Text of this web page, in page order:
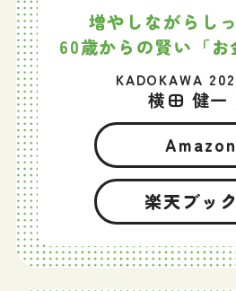
増やしながらし
60歳からの賢い「お
KADOKAWA
横田 健一
Amazon
楽天ブッ